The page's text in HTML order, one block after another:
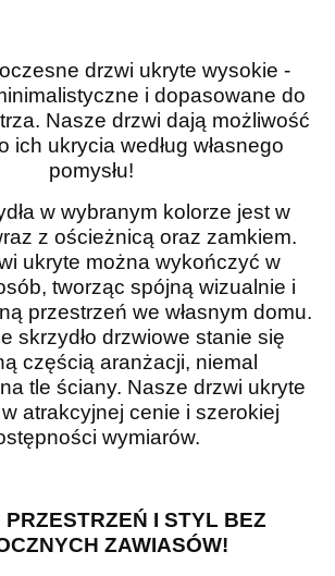
drzwi ukryte wysokie -
i dopasowane do
Nasze drzwi dają możliwość
ich ukrycia według własnego
pomysłu!
w wybranym kolorze jest w
z ościeżnicą oraz zamkiem.
ukryte można wykończyć w
tworząc spójną wizualnie i
przestrzeń we własnym domu.
skrzydło drzwiowe stanie się
częścią aranżacji, niemal
tle ściany. Nasze drzwi ukryte
atrakcyjnej cenie i szerokiej
wymiarów.
I STYL BEZ
ZAWIASÓW!